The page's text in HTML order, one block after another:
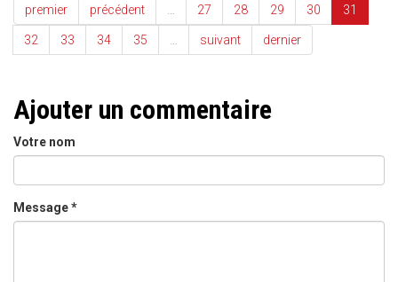
premier précédent 27 28 29 30 31
32 33 34 35 suivant dernier
Ajouter un commentaire
Votre nom
Message*